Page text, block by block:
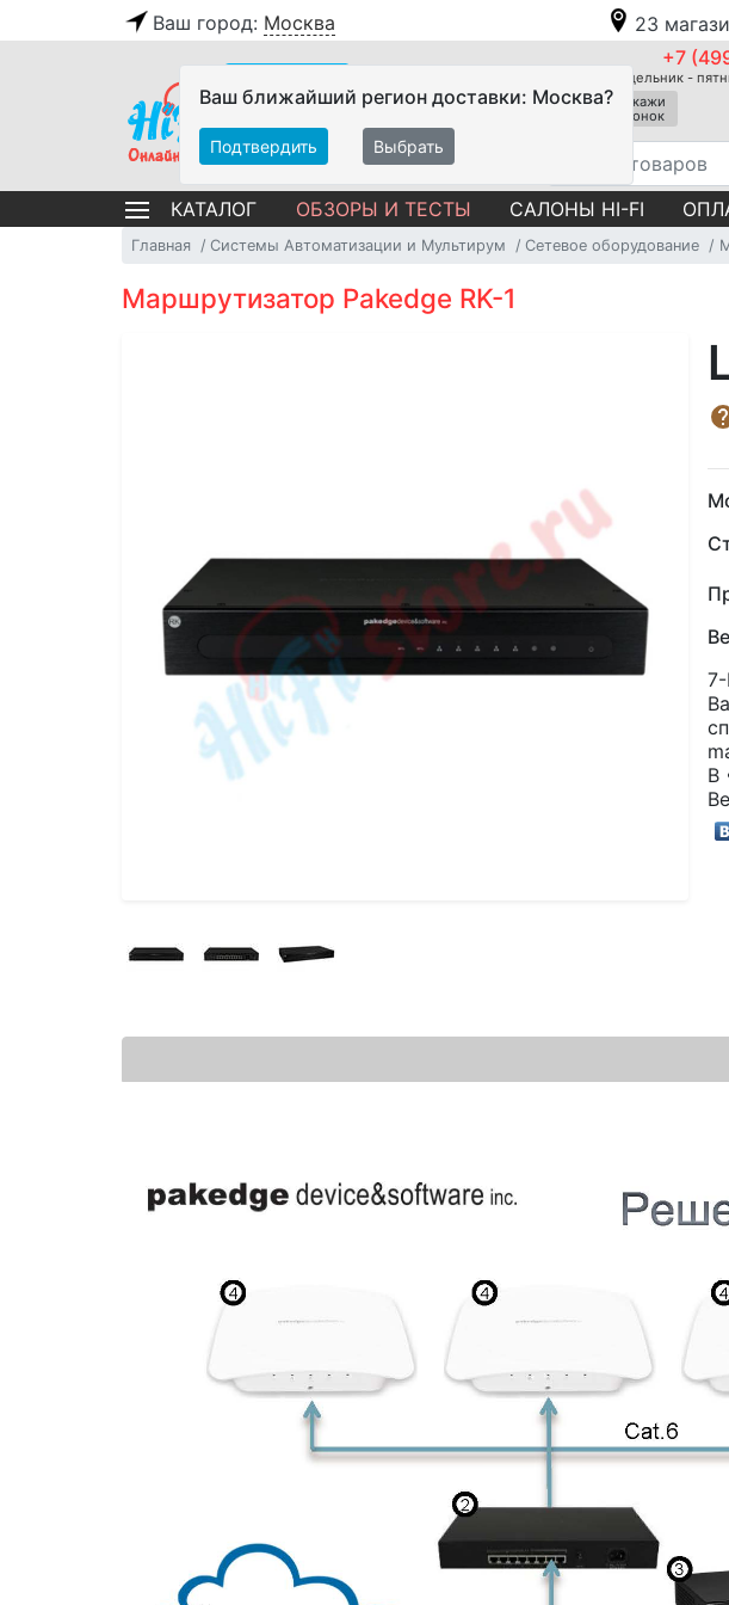
Ваш город: Москва 23
Ваш ближайший регион доставки: Москва?
Подтвердить Выбрать
+7
Понедельник -
Закажи
звонок
КАТАЛОГ ОБЗОРЫ И ТЕСТЫ САЛОНЫ HI-FI
Главная Системы Автоматизации и Мультирум Сетевое оборудование
Маршрутизатор Pakedge RK-1
В